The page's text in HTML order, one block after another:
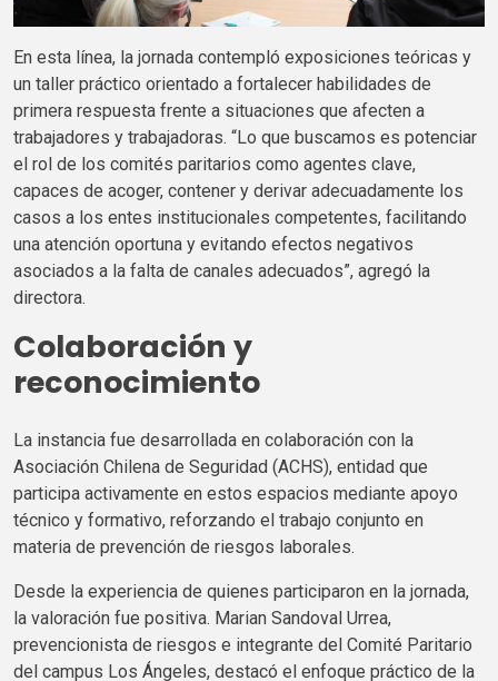
En esta línea, la jornada contempló exposiciones teóricas y
un taller práctico orientado a fortalecer habilidades de
primera respuesta frente a situaciones que afecten a
trabajadores y trabajadoras. “Lo que buscamos es potenciar
el rol de los comités paritarios como agentes clave,
capaces de acoger, contener y derivar adecuadamente los
casos a los entes institucionales competentes, facilitando
una atención oportuna y evitando efectos negativos
asociados a la falta de canales adecuados”, agregó la
directora.
Colaboración y
reconocimiento
La instancia fue desarrollada en colaboración con la
Asociación Chilena de Seguridad (ACHS), entidad que
participa activamente en estos espacios mediante apoyo
técnico y formativo, reforzando el trabajo conjunto en
materia de prevención de riesgos laborales.
Desde la experiencia de quienes participaron en la jornada,
la valoración fue positiva. Marian Sandoval Urrea,
prevencionista de riesgos e integrante del Comité Paritario
del campus Los Ángeles, destacó el enfoque práctico de la